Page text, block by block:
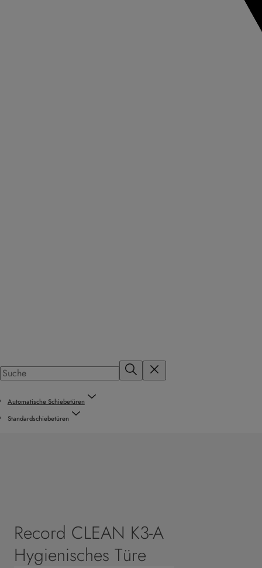
Automatische Schiebetüren
Standardschiebetüren
Record CLEAN K3-A
Hygienisches Türe